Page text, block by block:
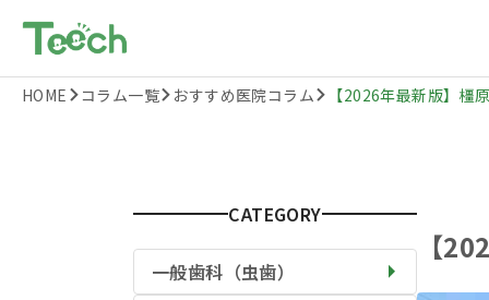
HOME コラム一覧 おすすめ医院コラム 【2026年最新版】橿
CATEGORY
一般歯科（虫歯）
【